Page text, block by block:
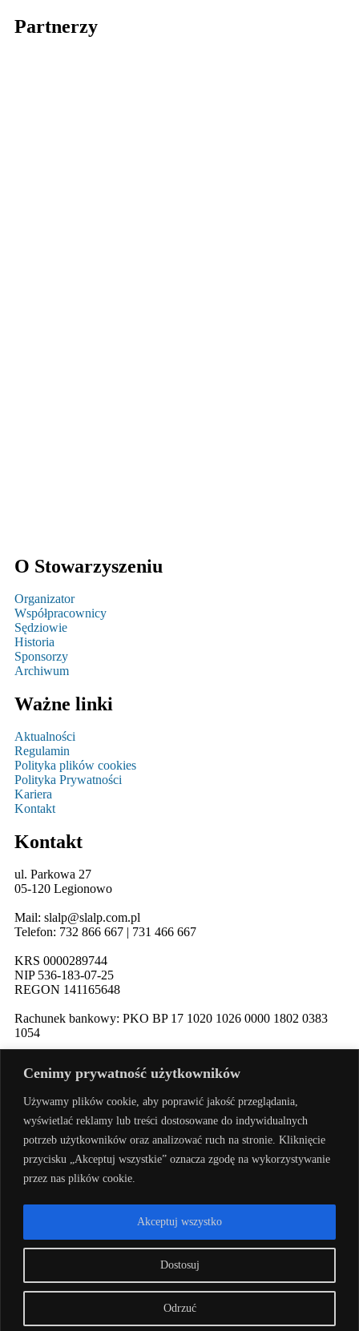
Cenimy prywatność użytkowników
Używamy plików cookie, aby poprawić jakość przeglądania,
wyświetlać reklamy lub treści dostosowane do indywidualnych
potrzeb użytkowników oraz analizować ruch na stronie. Kliknięcie
przycisku „Akceptuj wszystkie” oznacza zgodę na wykorzystywanie
przez nas plików cookie.
Dostosuj
Odrzuć
Akceptuj wszystko
Partnerzy
O Stowarzyszeniu
Organizator
Współpracownicy
Sędziowie
Historia
Sponsorzy
Archiwum
Ważne linki
Aktualności
Regulamin
Polityka plików cookies
Polityka Prywatności
Kariera
Kontakt
Kontakt
ul. Parkowa 27
05-120 Legionowo
Mail: slalp@slalp.com.pl
Telefon: 732 866 667 | 731 466 667
KRS 0000289744
NIP 536-183-07-25
REGON 141165648
Rachunek bankowy: PKO BP 17 1020 1026 0000 1802 0383
1054
slalp.com.pl Copyright © 2024
BSK Media
– Part of
BSK Group.
All rights reserved.